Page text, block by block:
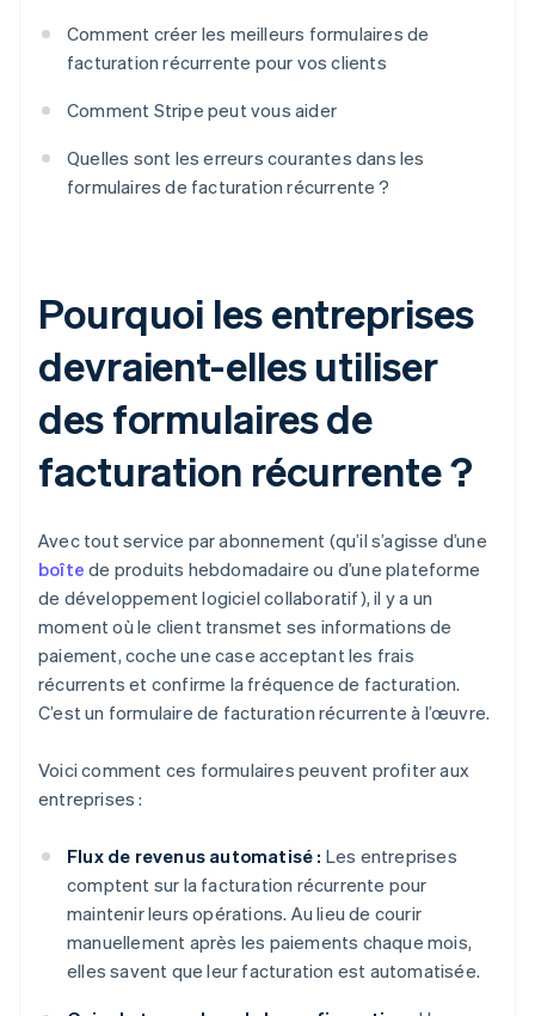
Comment créer les meilleurs formulaires de
facturation récurrente pour vos clients
Comment Stripe peut vous aider
Quelles sont les erreurs courantes dans les
formulaires de facturation récurrente ?
Pourquoi les entreprises
devraient-elles utiliser
des formulaires de
facturation récurrente ?
Avec tout service par abonnement (qu’il s’agisse d’une
boîte de produits hebdomadaire ou d’une plateforme
de développement logiciel collaboratif), il y a un
moment où le client transmet ses informations de
paiement, coche une case acceptant les frais
récurrents et confirme la fréquence de facturation.
C’est un formulaire de facturation récurrente à l’œuvre.
Voici comment ces formulaires peuvent profiter aux
entreprises :
Flux de revenus automatisé : Les entreprises
comptent sur la facturation récurrente pour
maintenir leurs opérations. Au lieu de courir
manuellement après les paiements chaque mois,
elles savent que leur facturation est automatisée.